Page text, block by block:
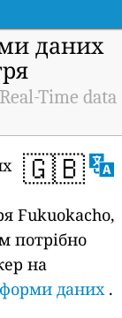
даних
Time data
🇬🇧
Fukuokacho,
потрібно
на
даних.